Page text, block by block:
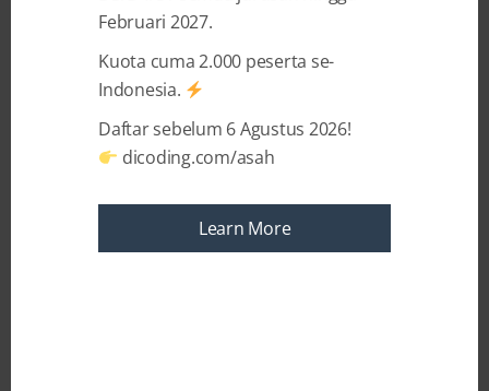
Februari 2027.
Kuota cuma 2.000 peserta se-
Indonesia.
Daftar sebelum 6 Agustus 2026!
dicoding.com/asah
Learn More